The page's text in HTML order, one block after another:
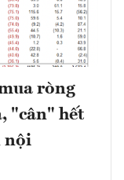
ròng
"cân" hết
nội